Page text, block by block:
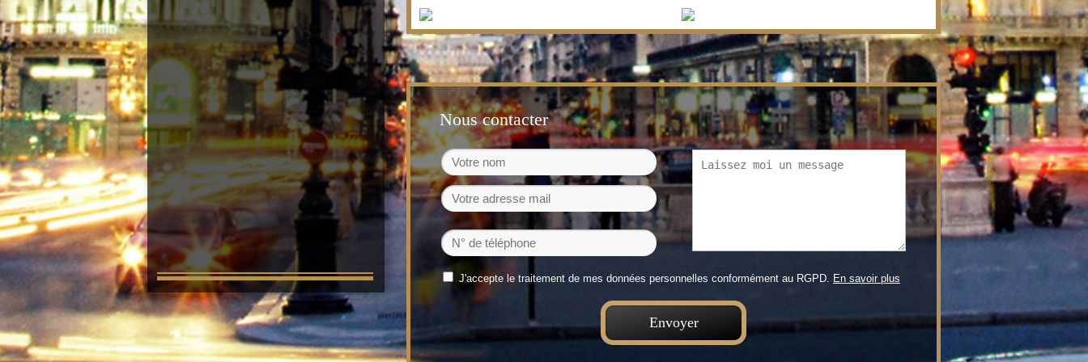
Nous contacter
J'accepte le traitement de mes données personnelles conformément au RGPD. En savoir plus